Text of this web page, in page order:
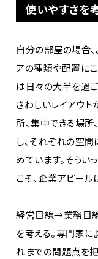
使いやすさを
自分の部屋の場合
アの種類や配置にこ
は日々の大半を過
さわしいレイアウト
所、集中できる場所
し、それぞれの空
めています。そう
こそ、企業アピール
経営目線→業務目
を考える。専門家に
れまでの問題点を